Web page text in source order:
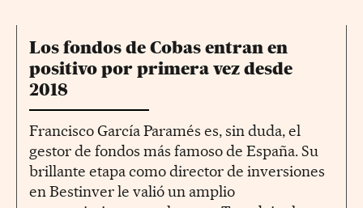
Los fondos de Cobas entran en
positivo por primera vez desde
2018
Francisco García Paramés es, sin duda, el
gestor de fondos más famoso de España. Su
brillante etapa como director de inversiones
en Bestinver le valió un amplio